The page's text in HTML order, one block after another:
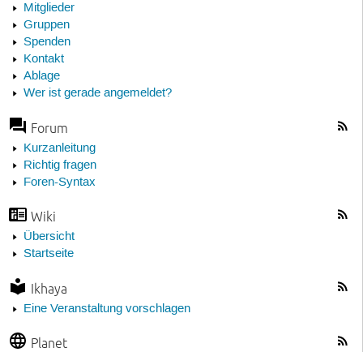
Mitglieder
Gruppen
Spenden
Kontakt
Ablage
Wer ist gerade angemeldet?
Forum
Kurzanleitung
Richtig fragen
Foren-Syntax
Wiki
Übersicht
Startseite
Ikhaya
Eine Veranstaltung vorschlagen
Planet